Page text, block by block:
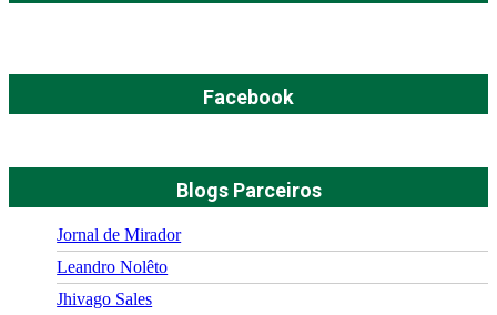
Facebook
Blogs Parceiros
Jornal de Mirador
Leandro Nolêto
Jhivago Sales